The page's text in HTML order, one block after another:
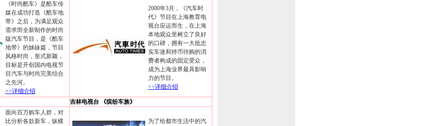
《时尚酷车》是酷车传
媒在成功打造《酷车地
带》之后，为满足观众
需求而全新制作的时尚
版汽车节目，是《酷车
地带》的姊妹篇，节目
风格时尚，形式新颖，
目标是开创国内电视节
目汽车与时尚完美结合
之先河。
>>详细介绍
2000年3月，《汽车时
代》节目在上海教育电
视台应运而生，在上海
本地观众里树立了良好
的口碑，拥有一大批忠
实车迷和持币待购的消
费者构成的固定受众，
成为上海业界最具影响
力的节目。
>>详细介绍
吉林电视台 《缤纷车族》
面向百万购车人群，对
比分析各款新车，纵横
为了给都市生活中的汽